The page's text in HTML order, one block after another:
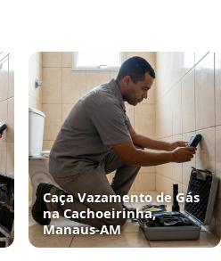
Caça Vazamento de Gás
na Cachoeirinha,
Manaus‑AM